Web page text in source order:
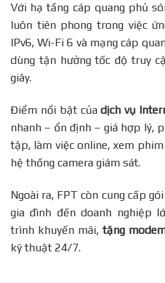
Với hạ tầng cáp quang phủ
luôn tiên phong trong việc
IPv6, Wi-Fi 6 và mạng cáp
dùng tận hưởng tốc độ truy
giây.
Điểm nổi bật củadịch vụ
nhanh – ổn định – giá hợp lý,
tập, làm việc online, xem
hệ thống camera giám sát.
Ngoài ra, FPT còn cung cấp
gia đình đến doanh nghiệp
trình khuyến mãi, tặng
kỹ thuật 24/7.